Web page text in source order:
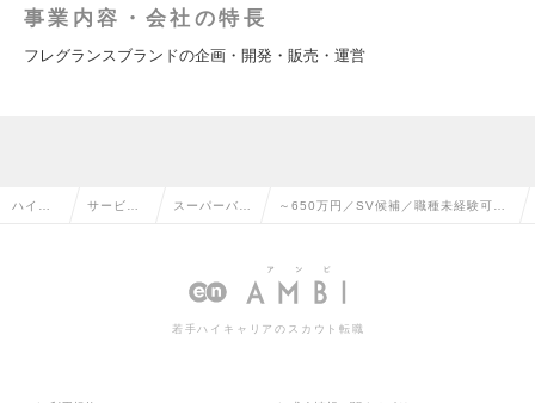
事業内容・会社の特長
フレグランスブランドの企画・開発・販売・運営
ハイク サービ スーパーバイ
の転職
～650万円／SV候補／職種未経験可／
ランドの求人情報
若手ハイキャリアのスカウト転職